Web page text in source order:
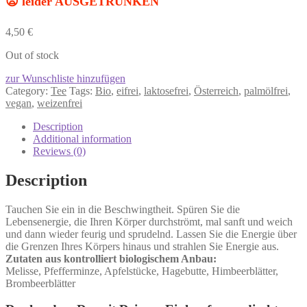
4,50 €
Out of stock
zur Wunschliste hinzufügen
Category: Tee Tags: Bio, eifrei, laktosefrei, Österreich, palmölfrei,
vegan, weizenfrei
Description
Additional information
Reviews (0)
Description
Tauchen Sie ein in die Beschwingtheit. Spüren Sie die
Lebensenergie, die Ihren Körper durchströmt, mal sanft und weich
und dann wieder feurig und sprudelnd. Lassen Sie die Energie über
die Grenzen Ihres Körpers hinaus und strahlen Sie Energie aus.
Zutaten aus kontrolliert biologischem Anbau:
Melisse, Pfefferminze, Apfelstücke, Hagebutte, Himbeerblätter,
Brombeerblätter